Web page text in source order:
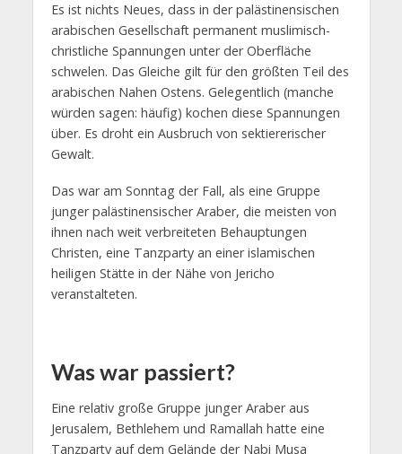
Es ist nichts Neues, dass in der palästinensischen
arabischen Gesellschaft permanent muslimisch-
christliche Spannungen unter der Oberfläche
schwelen. Das Gleiche gilt für den größten Teil des
arabischen Nahen Ostens. Gelegentlich (manche
würden sagen: häufig) kochen diese Spannungen
über. Es droht ein Ausbruch von sektiererischer
Gewalt.
Das war am Sonntag der Fall, als eine Gruppe
junger palästinensischer Araber, die meisten von
ihnen nach weit verbreiteten Behauptungen
Christen, eine Tanzparty an einer islamischen
heiligen Stätte in der Nähe von Jericho
veranstalteten.
Was war passiert?
Eine relativ große Gruppe junger Araber aus
Jerusalem, Bethlehem und Ramallah hatte eine
Tanzparty auf dem Gelände der Nabi Musa